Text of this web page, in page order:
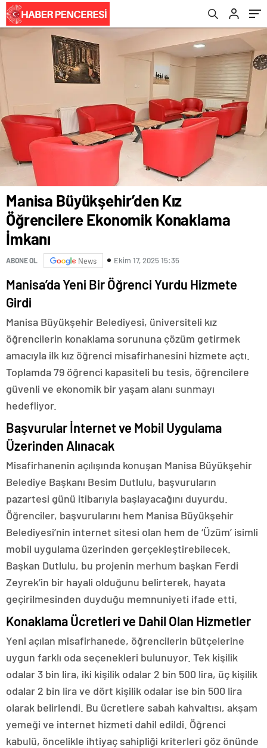
Manisa Büyükşehir’den Kız
Öğrencilere Ekonomik Konaklama
İmkanı
ABONE OL News Ekim 17, 2025 15:35
Manisa’da Yeni Bir Öğrenci Yurdu Hizmete
Girdi
Manisa Büyükşehir Belediyesi, üniversiteli kız
öğrencilerin konaklama sorununa çözüm getirmek
amacıyla ilk kız öğrenci misafirhanesini hizmete açtı.
Toplamda 79 öğrenci kapasiteli bu tesis, öğrencilere
güvenli ve ekonomik bir yaşam alanı sunmayı
hedefliyor.
Başvurular İnternet ve Mobil Uygulama
Üzerinden Alınacak
Misafirhanenin açılışında konuşan Manisa Büyükşehir
Belediye Başkanı Besim Dutlulu, başvuruların
pazartesi günü itibarıyla başlayacağını duyurdu.
Öğrenciler, başvurularını hem Manisa Büyükşehir
Belediyesi’nin internet sitesi olan hem de ‘Üzüm’ isimli
mobil uygulama üzerinden gerçekleştirebilecek.
Başkan Dutlulu, bu projenin merhum başkan Ferdi
Zeyrek’in bir hayali olduğunu belirterek, hayata
geçirilmesinden duyduğu memnuniyeti ifade etti.
Konaklama Ücretleri ve Dahil Olan Hizmetler
Yeni açılan misafirhanede, öğrencilerin bütçelerine
uygun farklı oda seçenekleri bulunuyor. Tek kişilik
odalar 3 bin lira, iki kişilik odalar 2 bin 500 lira, üç kişilik
odalar 2 bin lira ve dört kişilik odalar ise bin 500 lira
olarak belirlendi. Bu ücretlere sabah kahvaltısı, akşam
yemeği ve internet hizmeti dahil edildi. Öğrenci
kabulü, öncelikle ihtiyaç sahipliği kriterleri göz önünde